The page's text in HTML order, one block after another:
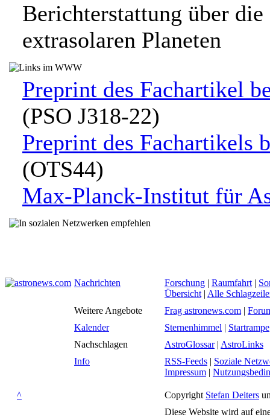
Berichterstattung über die
extrasolaren Planeten
Preprint des Fachartikel
(PSO J318-22)
Preprint des Fachartikels
(OTS44)
Max-Planck-Institut für
Nachrichten Forschung | Raumfahrt |
Übersicht | Alle
Weitere Angebote
Frag astronews.com |
Kalender
Sternenhimmel | Startrampe
Nachschlagen
AstroGlossar| AstroLinks
Info
RSS-Feeds | Soziale
Impressum |
^ Copyright Stefan Deiters
Diese Website wird auf